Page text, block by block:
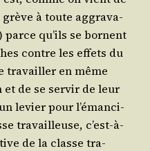
grève à toute aggra­va­
qu’ils se bornent
contre les effets du
tra­vailler en même
de se ser­vir de leur
levier pour l’é­man­ci­
tra­vailleuse, c’est-à-
de la classe tra­